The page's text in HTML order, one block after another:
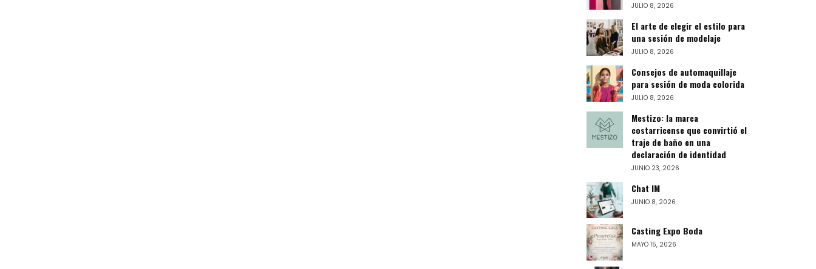
JULIO 8, 2026
El arte de elegir el estilo para
una sesión de modelaje
JULIO 8, 2026
Consejos de automaquillaje
para sesión de moda colorida
JULIO 8, 2026
Mestizo: la marca
costarricense que convirtió el
traje de baño en una
declaración de identidad
JUNIO 23, 2026
Chat IM
JUNIO 8, 2026
Casting Expo Boda
MAYO 15, 2026